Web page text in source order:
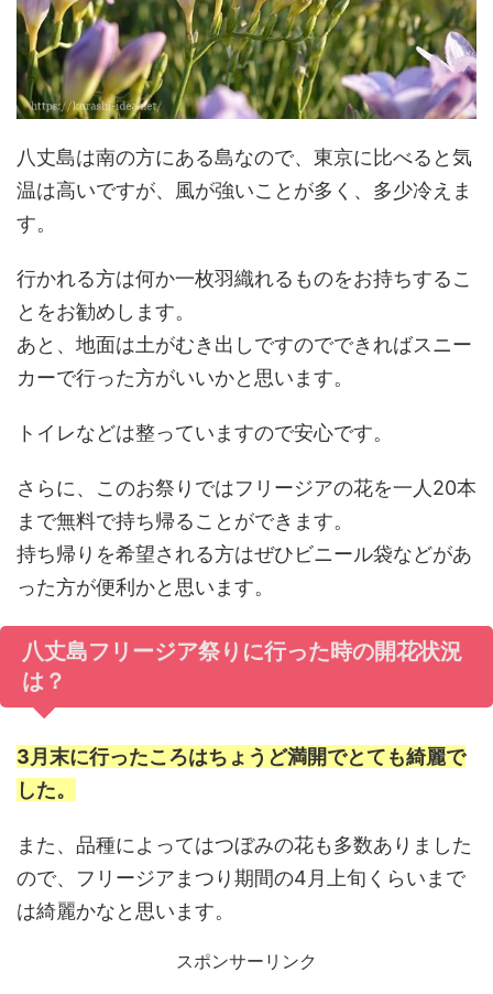
八丈島は南の方にある島なので、東京に比べると気
温は高いですが、風が強いことが多く、多少冷えま
す。
行かれる方は何か一枚羽織れるものをお持ちするこ
とをお勧めします。
あと、地面は土がむき出しですのでできればスニー
カーで行った方がいいかと思います。
トイレなどは整っていますので安心です。
さらに、このお祭りではフリージアの花を一人20本
まで無料で持ち帰ることができます。
持ち帰りを希望される方はぜひビニール袋などがあ
った方が便利かと思います。
八丈島フリージア祭りに行った時の開花状況
は？
3月末に行ったころはちょうど満開でとても綺麗で
した。
また、品種によってはつぼみの花も多数ありました
ので、フリージアまつり期間の4月上旬くらいまで
は綺麗かなと思います。
スポンサーリンク